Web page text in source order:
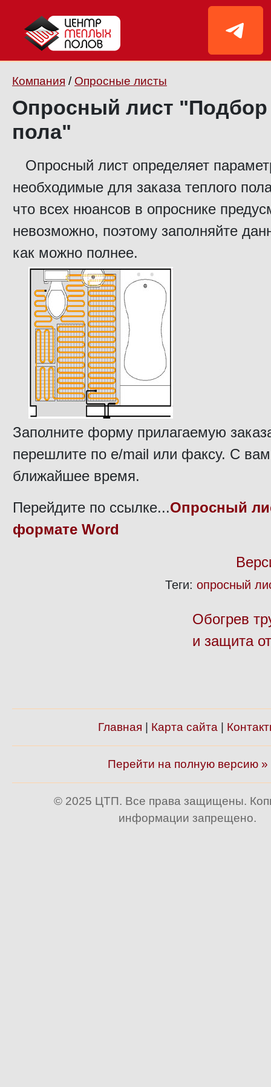
Компания / Опросные листы
Опросный лист "Подбор
пола"
Опросный лист определяет
необходимые для заказа теплого
что всех нюансов в опроснике
невозможно, поэтому заполняйте
как можно полнее.
Заполните форму прилагаемую
перешлите по e/mail или факсу. С
ближайшее время.
Перейдите по ссылке...Опросный
формате Word
Теги: опросный
Обогрев
и защита
Главная Карта сайта
Перейти на полную версию »
© 2025 ЦТП. Все права защищены.
информации запрещено.